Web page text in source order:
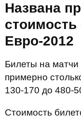
Названа
Евро-2012
Билеты на матчи
примерно
130-170 до 480-
Стоимость